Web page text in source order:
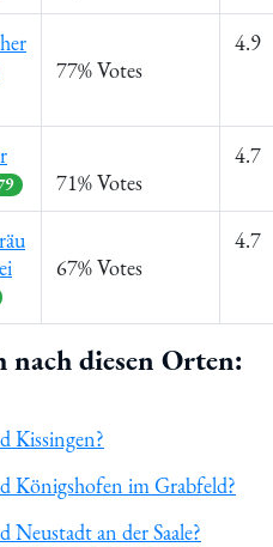
77% Votes
4.9
71% Votes
4.7
67% Votes
4.7
nach diesen Orten:
Kissingen?
Königshofen im Grabfeld?
an der Saale?